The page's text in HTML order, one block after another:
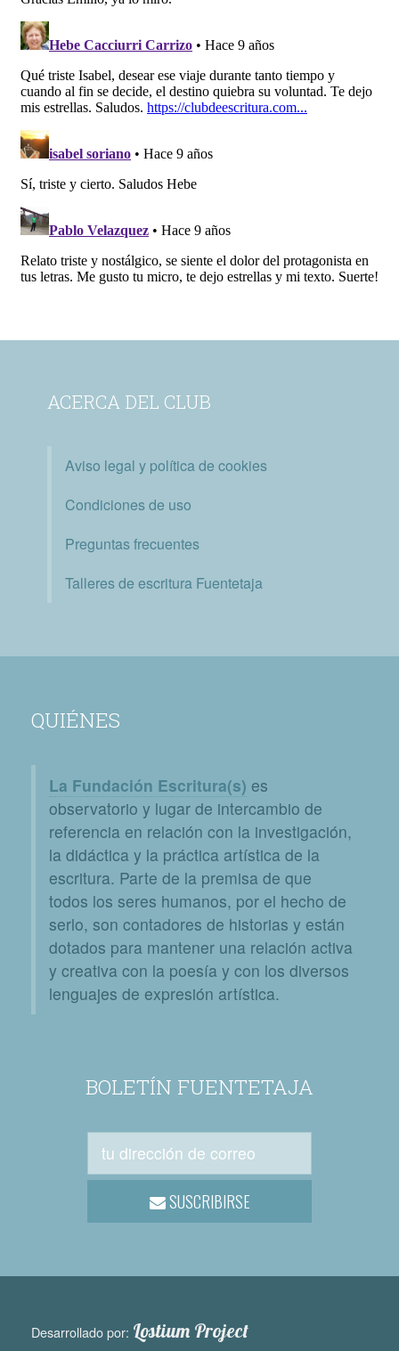
ACERCA DEL CLUB
Aviso legal y política de cookies
Condiciones de uso
Preguntas frecuentes
Talleres de escritura Fuentetaja
QUIÉNES
La Fundación Escritura(s) es
observatorio y lugar de intercambio de
referencia en relación con la investigación,
la didáctica y la práctica artística de la
escritura. Parte de la premisa de que
todos los seres humanos, por el hecho de
serlo, son contadores de historias y están
dotados para mantener una relación activa
y creativa con la poesía y con los diversos
lenguajes de expresión artística.
BOLETÍN FUENTETAJA
SUSCRIBIRSE
Desarrollado por: Lostium Project